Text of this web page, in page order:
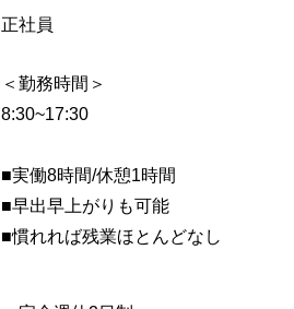
正社員
＜勤務時間＞
8:30~17:30
■実働8時間/休憩1時間
■早出早上がりも可能
■慣れれば残業ほとんどなし